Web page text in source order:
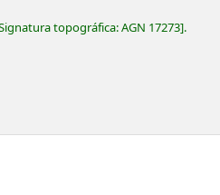
topográfica:AGN 17273 .